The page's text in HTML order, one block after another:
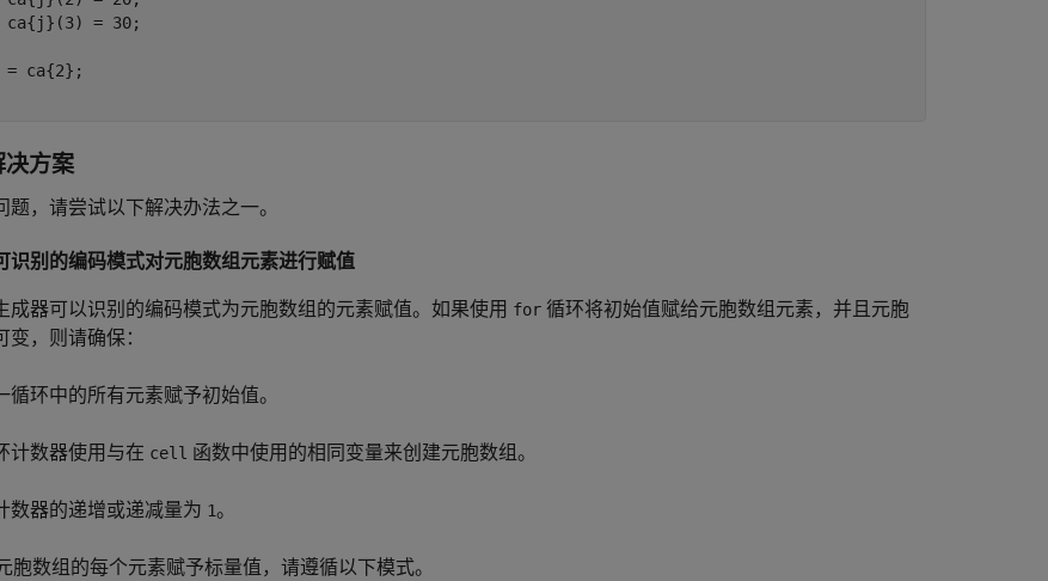
方案
题，请尝试以下解决办法之一。
识别的编码模式对元胞数组元素进行赋值
成器可以识别的编码模式为元胞数组的元素赋值。如果使用 for 循环将初始值赋给元胞数组元素，并且元胞
，则请确保：
循环中的所有元素赋予初始值。
计数器使用与在 cell 函数中使用的相同变量来创建元胞数组。
数器的递增或递减量为 1。
胞数组的每个元素赋予标量值，请遵循以下模式。